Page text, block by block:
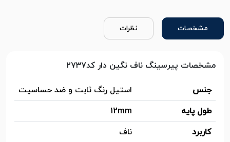
مشخصات نظرات
مشخصات پیرسینگ ناف نگین دار کد۲۷۳۷
جنس
استیل رنگ ثابت و ضد حساسیت
طول پایه
12mm
کاربرد
ناف